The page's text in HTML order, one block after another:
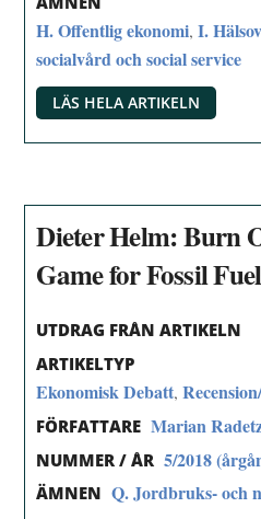
H. Offentlig ekonomi,I.
socialvård och social service
LÄS HELA ARTIKELN
Dieter Helm: Burn
Game for Fossil
UTDRAG FRÅN ARTIKELN
ARTIKELTYP
Ekonomisk Debatt,
FÖRFATTARE Marian
NUMMER / ÅR 5/2018
ÄMNEN Q. Jordbruks- och